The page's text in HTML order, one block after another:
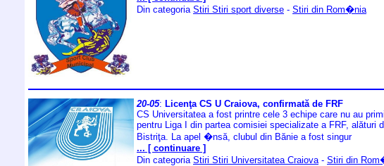
Din categoria Stiri Stiri sport diverse - Stiri din Rom�nia
20-05: Licenţa CS U Craiova, confirmată de FRF
CS Universitatea a fost printre cele 3 echipe care nu au
pentru Liga I din partea comisiei specializate a FRF, alături
Bistriţa. La apel �nsă, clubul din Bănie a fost singur
... [ continuare ]
Din categoria Stiri Stiri Universitatea Craiova - Stiri din